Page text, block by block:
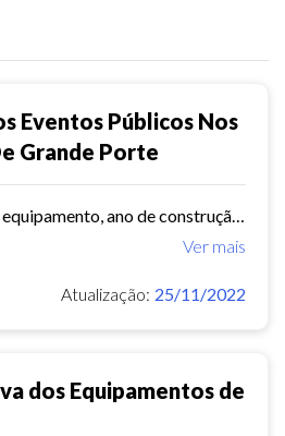
Eventos Públicos Nos
Grande Porte
Ver mais
Atualização: 25/11/2022
dos Equipamentos de